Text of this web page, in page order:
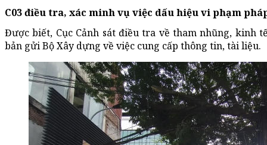
C03 điều tra, xác minh vụ việc dấu hiệu vi phạm
Được biết, Cục Cảnh sát điều tra về tham nhũng, kinh
bản gửi Bộ Xây dựng về việc cung cấp thông tin, tài liệu.